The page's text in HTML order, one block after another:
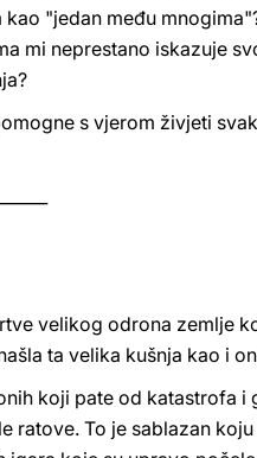
"jedan među
mi neprestano iskazuje
s vjerom živjeti
velikog odrona zemlje
ta velika kušnja kao i
koji pate od katastrofa
ratove. To je sablazan